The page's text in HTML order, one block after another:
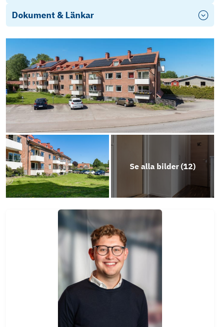
Dokument & Länkar
Stadgar (okänt årtal)
Energideklaration-887841
Play
Se alla bilder (12)